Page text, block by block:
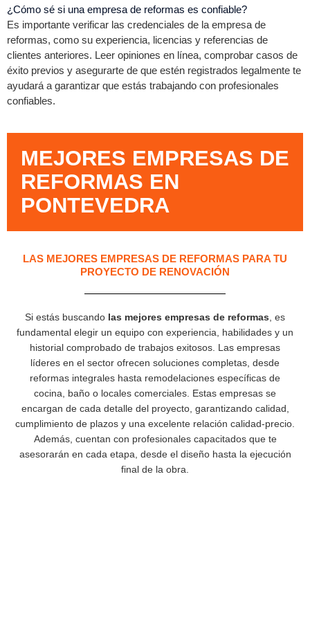
¿Cómo sé si una empresa de reformas es confiable?
Es importante verificar las credenciales de la empresa de
reformas, como su experiencia, licencias y referencias de
clientes anteriores. Leer opiniones en línea, comprobar casos de
éxito previos y asegurarte de que estén registrados legalmente te
ayudará a garantizar que estás trabajando con profesionales
confiables.
MEJORES EMPRESAS DE
REFORMAS EN
PONTEVEDRA
LAS MEJORES EMPRESAS DE REFORMAS PARA TU
PROYECTO DE RENOVACIÓN
Si estás buscando las mejores empresas de reformas , es
fundamental elegir un equipo con experiencia, habilidades y un
historial comprobado de trabajos exitosos. Las empresas
líderes en el sector ofrecen soluciones completas, desde
reformas integrales hasta remodelaciones específicas de
cocina, baño o locales comerciales. Estas empresas se
encargan de cada detalle del proyecto, garantizando calidad,
cumplimiento de plazos y una excelente relación calidad-precio.
Además, cuentan con profesionales capacitados que te
asesorarán en cada etapa, desde el diseño hasta la ejecución
final de la obra.